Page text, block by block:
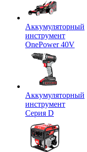
Аккумуляторный
инструмент
OnePower 40V
Аккумуляторный
инструмент
Серия D